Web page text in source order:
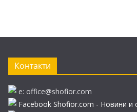
Контакти
e: office@shofior.com
Facebook Shofior.com - Новини и